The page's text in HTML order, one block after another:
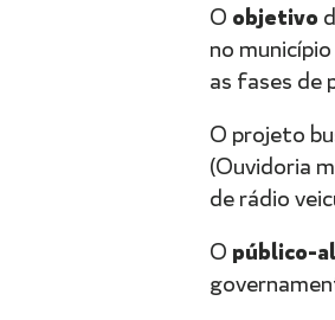
O objetivo
no
as fases de
O projeto
(Ouvidoria
de rádio
O público-